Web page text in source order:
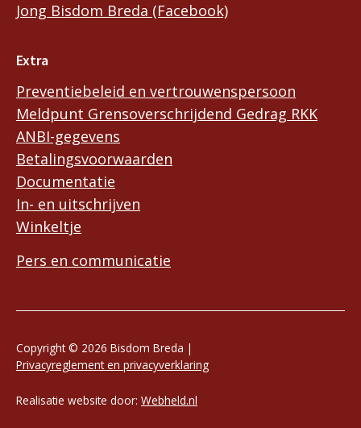
Jong Bisdom Breda (Facebook)
Extra
Preventiebeleid en vertrouwenspersoon
Meldpunt Grensoverschrijdend Gedrag RKK
ANBI-gegevens
Betalingsvoorwaarden
Documentatie
In- en uitschrijven
Winkeltje
Pers en communicatie
Copyright © 2026 Bisdom Breda |
Privacyreglement en privacyverklaring
Realisatie website door: Webheld.nl